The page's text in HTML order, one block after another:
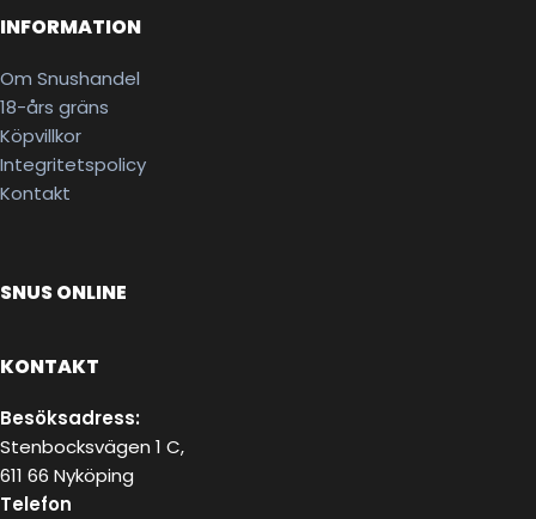
INFORMATION
Om Snushandel
18-års gräns
Köpvillkor
Integritetspolicy
Kontakt
SNUS ONLINE
KONTAKT
Besöksadress:
Stenbocksvägen 1 C,
611 66 Nyköping
Telefon